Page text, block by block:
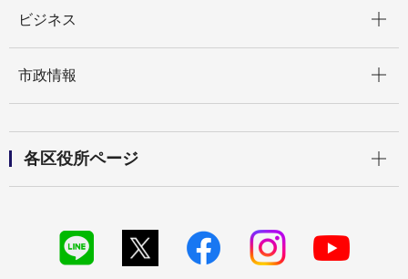
ビジネス
市政情報
各区役所ページ